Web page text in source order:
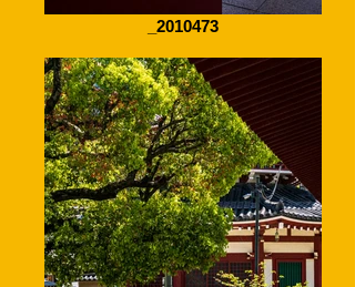
_2010473